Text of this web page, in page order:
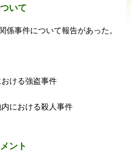
いて
係事件について報告があった。
ける強盗事件
における殺人事件
ント